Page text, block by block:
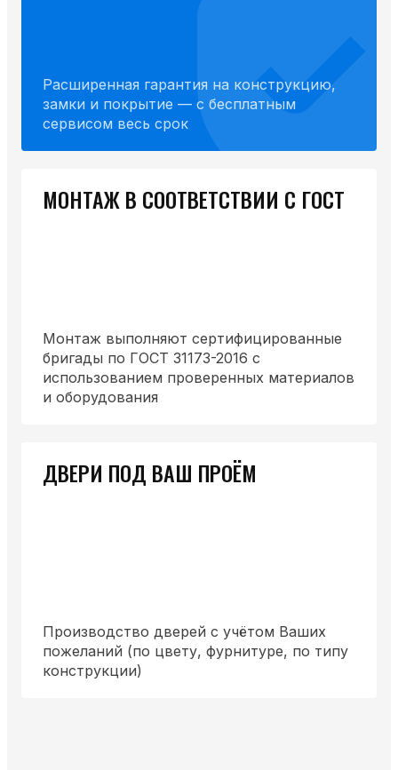
Расширенная гарантия на конструкцию,
замки и покрытие — с бесплатным
сервисом весь срок
МОНТАЖ В СООТВЕТСТВИИ С ГОСТ
Монтаж выполняют сертифицированные
бригады по ГОСТ 31173-2016 с
использованием проверенных материалов
и оборудования
ДВЕРИ ПОД ВАШ ПРОЁМ
Производство дверей с учётом Ваших
пожеланий (по цвету, фурнитуре, по типу
конструкции)